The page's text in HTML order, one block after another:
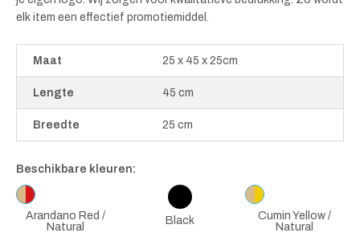
elk item een effectief promotiemiddel.
Maat 25 x 45 x 25cm
Lengte 45 cm
Breedte 25 cm
Beschikbare kleuren:
Arandano Red /
Natural
Black
Cumin Yellow /
Natural